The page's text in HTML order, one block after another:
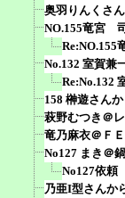
奥羽りんくさ
NO.155竜宮
Re:NO.155
No.132 室賀兼
Re:No.132
158 榊遊さん
萩野むつき＠
竜乃麻衣＠Ｆ
No127 まき＠
No127依
乃亜I型さんか